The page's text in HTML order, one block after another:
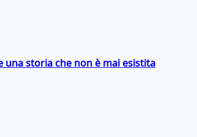
una storia che non è mai esistita